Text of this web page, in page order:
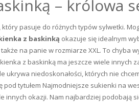
– królowa
pasuje do różnych typów sylwetki.
z baskinką okazuje się idealnym
na panie w rozmiarze XXL. To chyba
z baskinką ma jeszcze wiele innych
ukrywa niedoskonałości, których nie
tytułem Najmodniejsze sukienki na
innych okazji. Nam najbardziej podobają